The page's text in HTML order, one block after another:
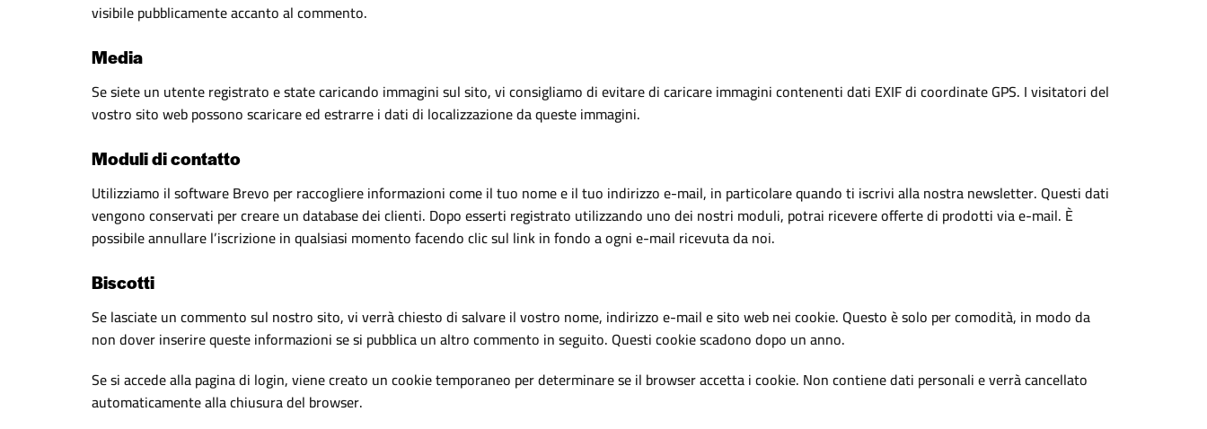
visibile pubblicamente accanto al commento.
Media
Se siete un utente registrato e state caricando immagini sul sito, vi consigliamo di evitare di caricare immagini contenenti dati EXIF di coordinate GPS. I visitatori del
vostro sito web possono scaricare ed estrarre i dati di localizzazione da queste immagini.
Moduli di contatto
Utilizziamo il software Brevo per raccogliere informazioni come il tuo nome e il tuo indirizzo e-mail, in particolare quando ti iscrivi alla nostra newsletter. Questi dati
vengono conservati per creare un database dei clienti. Dopo esserti registrato utilizzando uno dei nostri moduli, potrai ricevere offerte di prodotti via e-mail. È
possibile annullare l’iscrizione in qualsiasi momento facendo clic sul link in fondo a ogni e-mail ricevuta da noi.
Biscotti
Se lasciate un commento sul nostro sito, vi verrà chiesto di salvare il vostro nome, indirizzo e-mail e sito web nei cookie. Questo è solo per comodità, in modo da
non dover inserire queste informazioni se si pubblica un altro commento in seguito. Questi cookie scadono dopo un anno.
Se si accede alla pagina di login, viene creato un cookie temporaneo per determinare se il browser accetta i cookie. Non contiene dati personali e verrà cancellato
automaticamente alla chiusura del browser.